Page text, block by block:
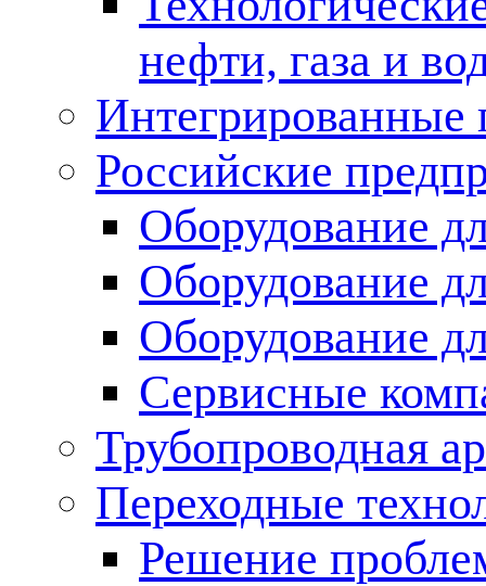
нефти, газа и
Российские
Оборудование
Оборудование
Оборудование
Сервисные
Трубопроводная
Переходные
Решение